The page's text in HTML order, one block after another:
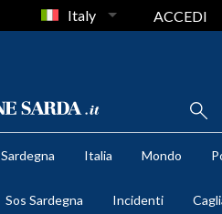
Italy ACCEDI
Sardegna Italia Mondo
Sos Sardegna Incidenti